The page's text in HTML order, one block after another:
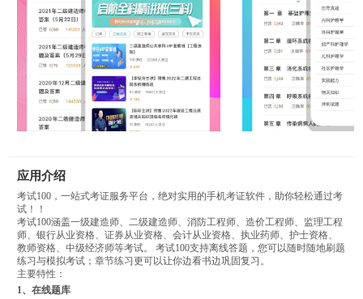
应用介绍
考试100，一站式考证服务平台，绝对实用的手机考证软件，助你轻松通过考
试！！
考试100涵盖一级建造师、二级建造师、消防工程师、造价工程师、监理工程
师、银行从业资格、证券从业资格、会计从业资格、执业药师、护士资格、
教师资格、中级经济师等考试。 考试100支持离线答题，您可以随时随地刷题
练习与模拟考试；章节练习更可以让你边看书边巩固复习。
主要特性：
1、在线题库